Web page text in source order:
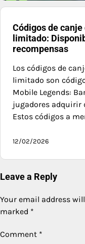
Códigos de
limitado:
recompensas
Los códigos de
limitado son
Mobile Legends:
jugadores adquirir
Estos códigos a
12/02/2026
Leave a Reply
Your email address
marked *
Comment *